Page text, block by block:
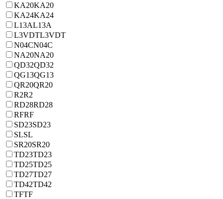
KA20KA20
KA24KA24
L13AL13A
L3VDTL3VDT
N04CN04C
NA20NA20
QD32QD32
QG13QG13
QR20QR20
R2R2
RD28RD28
RFRF
SD23SD23
SLSL
SR20SR20
TD23TD23
TD25TD25
TD27TD27
TD42TD42
TFTF